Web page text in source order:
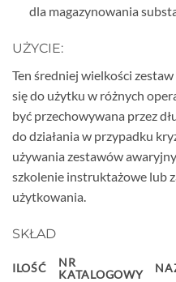
dla magazynowania
UŻYCIE:
Ten średniej wielkości
się do użytku w różnych
być przechowywana przez
do działania w przypadku
używania zestawów
szkolenie instruktażowe lub
użytkowania.
SKŁAD
ILOŚĆ
NR
KATALOGOWY